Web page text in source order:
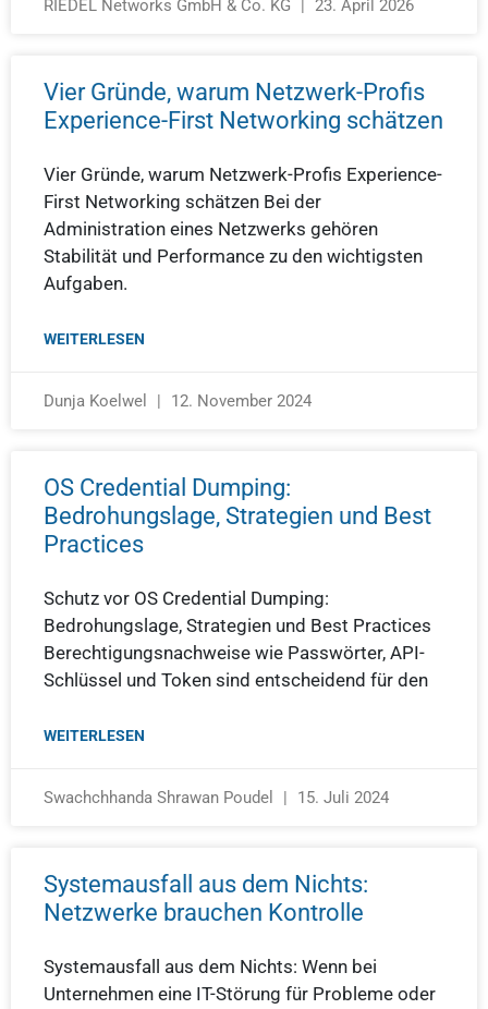
RIEDEL Networks GmbH & Co. KG 23. April 2026
Vier Gründe, warum Netzwerk-Profis
Experience-First Networking schätzen
Vier Gründe, warum Netzwerk-Profis Experience-
First Networking schätzen Bei der
Administration eines Netzwerks gehören
Stabilität und Performance zu den wichtigsten
Aufgaben.
WEITERLESEN
Dunja Koelwel 12. November 2024
OS Credential Dumping:
Bedrohungslage, Strategien und Best
Practices
Schutz vor OS Credential Dumping:
Bedrohungslage, Strategien und Best Practices
Berechtigungsnachweise wie Passwörter, API-
Schlüssel und Token sind entscheidend für den
WEITERLESEN
Swachchhanda Shrawan Poudel 15. Juli 2024
Systemausfall aus dem Nichts:
Netzwerke brauchen Kontrolle
Systemausfall aus dem Nichts: Wenn bei
Unternehmen eine IT-Störung für Probleme oder